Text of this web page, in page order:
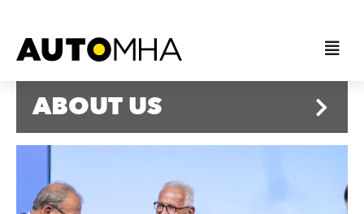
ABOUT US